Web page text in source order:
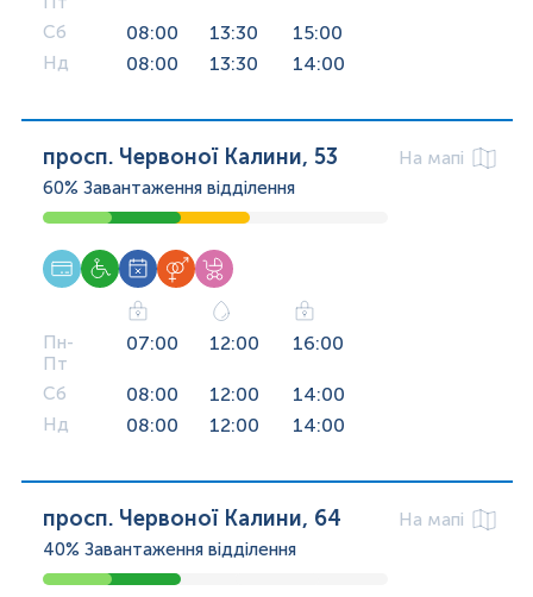
Сб
08:00 13:30 15:00
Нд 08:00 13:30 14:00
просп. Червоної Калини, 53
На мапі
60% Завантаження відділення
Пн-
Пт
07:00 12:00 16:00
Сб 08:00 12:00 14:00
Нд 08:00 12:00 14:00
просп. Червоної Калини, 64
На мапі
40% Завантаження відділення